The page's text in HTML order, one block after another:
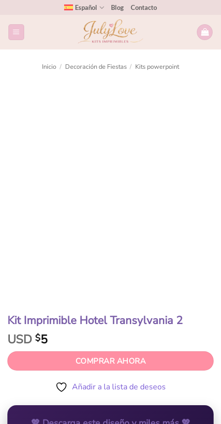
Español Blog Contacto
Inicio / Decoración de Fiestas / Kits powerpoint
Kit Imprimible Hotel Transylvania 2
USD $5
COMPRAR AHORA
Añadir a la lista de deseos